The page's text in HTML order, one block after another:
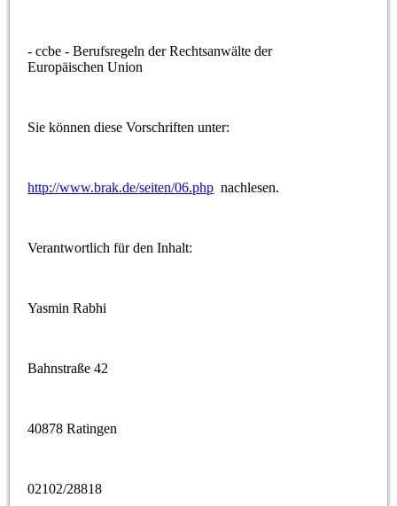
- ccbe - Berufsregeln der Rechtsanwälte der
Europäischen Union
Sie können diese Vorschriften unter:
http://www.brak.de/seiten/06.php nachlesen.
Verantwortlich für den Inhalt:
Yasmin Rabhi
Bahnstraße 42
40878 Ratingen
02102/28818